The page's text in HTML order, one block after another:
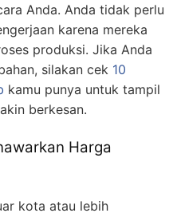
Anda. Anda tidak perlu
karena mereka
produksi. Jika Anda
silakan cek 10
kamu punya untuk tampil
berkesan.
Harga
kota atau lebih